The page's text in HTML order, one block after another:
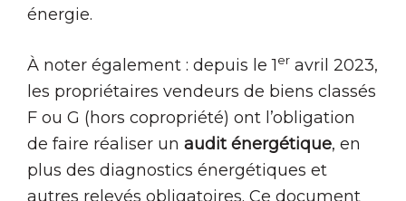
énergie.
À noter également : depuis le 1er avril 2023,
les propriétaires vendeurs de biens classés
F ou G (hors copropriété) ont l’obligation
de faire réaliser un audit énergétique, en
plus des diagnostics énergétiques et
autres relevés obligatoires. Ce document